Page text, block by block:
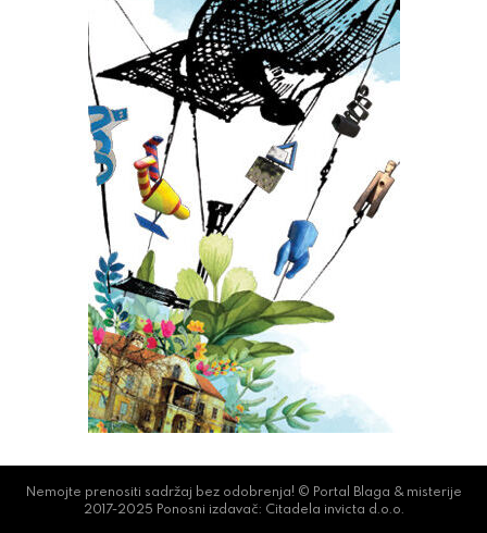
Nemojte prenositi sadržaj bez odobrenja! © Portal Blaga & misterije
2017-2025 Ponosni izdavač: Citadela invicta d.o.o.